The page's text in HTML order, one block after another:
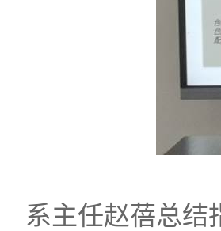
系主任赵蓓总结